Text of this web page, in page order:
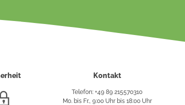
Kontakt
Telefon: +49 89 215570310
Mo. bis Fr., 9:00 Uhr bis 18:00 Uhr